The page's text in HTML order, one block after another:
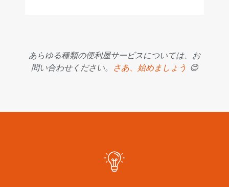
あらゆる種類の便利屋サービスについては、お
問い合わせください。 さあ、始めましょう 😊